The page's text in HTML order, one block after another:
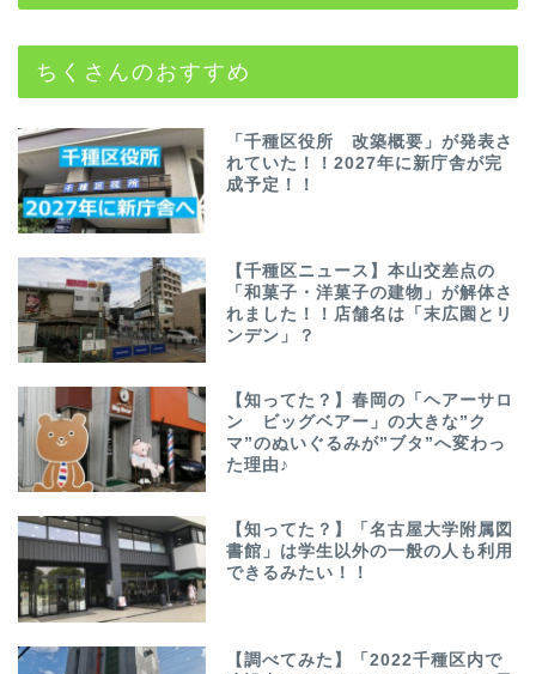
ちくさんのおすすめ
「千種区役所 改築概要」が発表さ
れていた！！2027年に新庁舎が完
成予定！！
【千種区ニュース】本山交差点の
「和菓子・洋菓子の建物」が解体さ
れました！！店舗名は「末広園とリ
ンデン」？
【知ってた？】春岡の「ヘアーサロ
ン ビッグベアー」の大きな”ク
マ”のぬいぐるみが”ブタ”へ変わっ
た理由♪
【知ってた？】「名古屋大学附属図
書館」は学生以外の一般の人も利用
できるみたい！！
【調べてみた】「2022千種区内で